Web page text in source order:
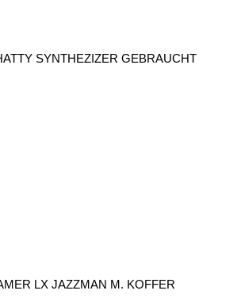
SYNTHEZIZER GEBRAUCHT
LX JAZZMAN M. KOFFER